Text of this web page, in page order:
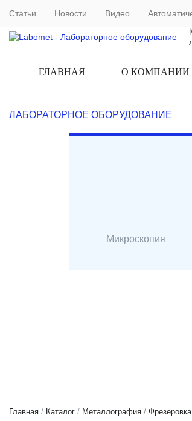
Статьи Новости Видео
ГЛАВНАЯ О КОМПАНИИ
ЛАБОРАТОРНОЕ ОБОРУДОВАНИЕ
Микроскопия
Главная / Каталог / Металлография / Фрезеровка